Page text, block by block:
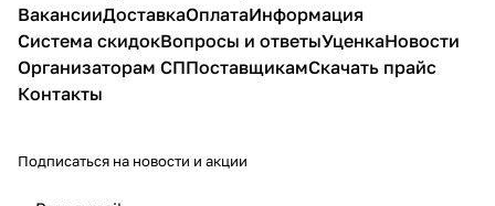
ВакансииДоставкаОплатаИнформация
Система скидокВопросы и ответыУценкаНовости
Организаторам СППоставщикамСкачать прайс
Контакты
Подписаться на новости и акции